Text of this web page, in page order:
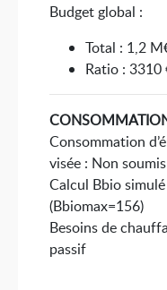
Budget global :
Total : 1,2
Ratio : 3310
Consommation
visée : Non soumis
Calcul Bbio
(Bbiomax=156)
Besoins de
passif